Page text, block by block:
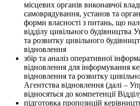
місцевих органів виконавчої
самоврядування, установ та
форми власності з питань, що
відділу цивільного будівництва
та розвитку цивільного
відновлення
збір та аналіз оперативної
відновлення для інформування
відновлення та розвитку
Агентства відновлення (далі –
відносяться до компетенції
підготовка пропозицій